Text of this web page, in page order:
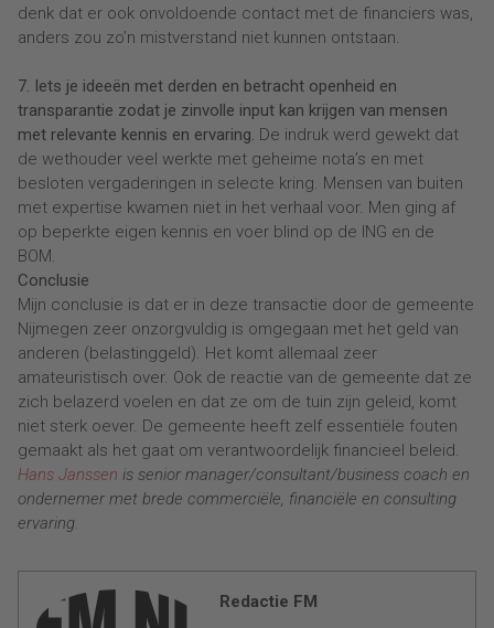
denk dat er ook onvoldoende contact met de financiers was,
anders zou zo’n mistverstand niet kunnen ontstaan.
7. Iets je ideeën met derden en betracht openheid en
transparantie zodat je zinvolle input kan krijgen van mensen
met relevante kennis en ervaring. De indruk werd gewekt dat
de wethouder veel werkte met geheime nota’s en met
besloten vergaderingen in selecte kring. Mensen van buiten
met expertise kwamen niet in het verhaal voor. Men ging af
op beperkte eigen kennis en voer blind op de ING en de
BOM.
Conclusie
Mijn conclusie is dat er in deze transactie door de gemeente
Nijmegen zeer onzorgvuldig is omgegaan met het geld van
anderen (belastinggeld). Het komt allemaal zeer
amateuristisch over. Ook de reactie van de gemeente dat ze
zich belazerd voelen en dat ze om de tuin zijn geleid, komt
niet sterk oever. De gemeente heeft zelf essentiële fouten
gemaakt als het gaat om verantwoordelijk financieel beleid.
Hans Janssen is senior manager/consultant/business coach en
ondernemer met brede commerciële, financiële en consulting
ervaring.
Redactie FM